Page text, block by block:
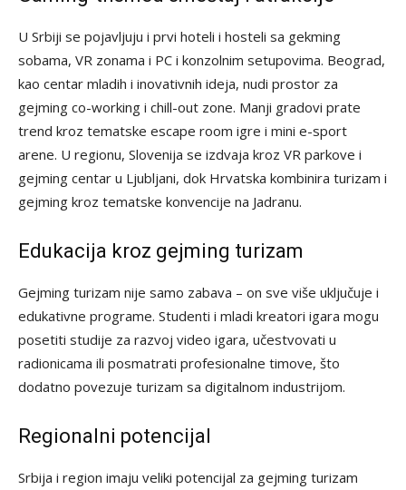
U Srbiji se pojavljuju i prvi hoteli i hosteli sa gekming
sobama, VR zonama i PC i konzolnim setupovima. Beograd,
kao centar mladih i inovativnih ideja, nudi prostor za
gejming co-working i chill-out zone. Manji gradovi prate
trend kroz tematske escape room igre i mini e-sport
arene. U regionu, Slovenija se izdvaja kroz VR parkove i
gejming centar u Ljubljani, dok Hrvatska kombinira turizam i
gejming kroz tematske konvencije na Jadranu.
Edukacija kroz gejming turizam
Gejming turizam nije samo zabava – on sve više uključuje i
edukativne programe. Studenti i mladi kreatori igara mogu
posetiti studije za razvoj video igara, učestvovati u
radionicama ili posmatrati profesionalne timove, što
dodatno povezuje turizam sa digitalnom industrijom.
Regionalni potencijal
Srbija i region imaju veliki potencijal za gejming turizam